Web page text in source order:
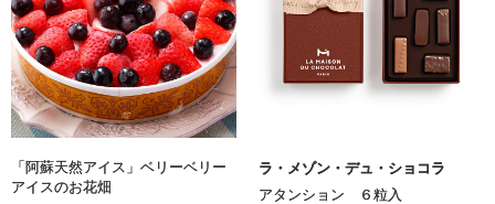
「阿蘇天然アイス」ベリーベリー
アイスのお花畑
ラ・メゾン・デュ・ショコラ
アタンション ６粒入